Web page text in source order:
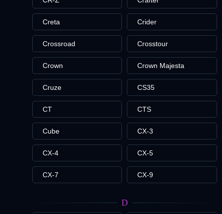
Creta Crider
Crossroad Crosstour
Crown Crown Majesta
Cruze CS35
CT CTS
Cube CX-3
CX-4 CX-5
CX-7 CX-9
D